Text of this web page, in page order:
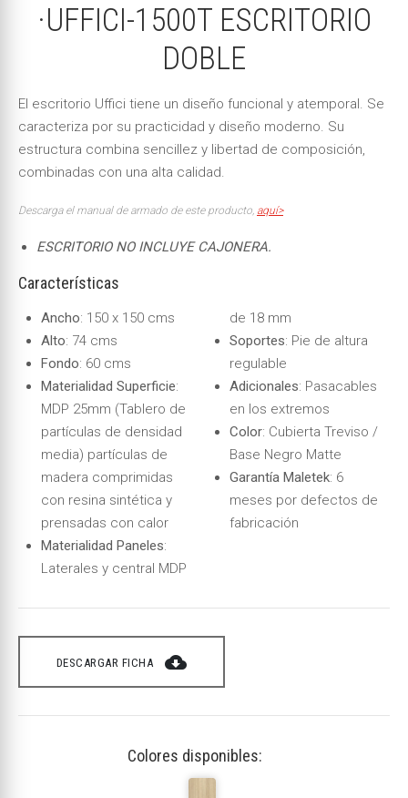
·UFFICI-1500T ESCRITORIO
DOBLE
El escritorio Uffici tiene un diseño funcional y atemporal. Se
caracteriza por su practicidad y diseño moderno. Su
estructura combina sencillez y libertad de composición,
combinadas con una alta calidad.
Descarga el manual de armado de este producto, aquí>
ESCRITORIO NO INCLUYE CAJONERA.
Características
Ancho: 150 x 150 cms
Alto: 74 cms
Fondo: 60 cms
Materialidad Superficie:
MDP 25mm (Tablero de
partículas de densidad
media) partículas de
madera comprimidas
con resina sintética y
prensadas con calor
Materialidad Paneles:
Laterales y central MDP
de 18 mm
Soportes: Pie de altura
regulable
Adicionales: Pasacables
en los extremos
Color: Cubierta Treviso /
Base Negro Matte
Garantía Maletek: 6
meses por defectos de
fabricación
DESCARGAR FICHA cloud_download
Colores disponibles: